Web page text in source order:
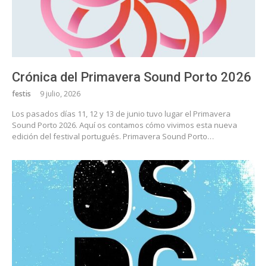
Crónica del Primavera Sound Porto 2026
festis 9 julio, 2026
Los pasados días 11, 12 y 13 de junio tuvo lugar el Primavera
Sound Porto 2026. Aquí os contamos cómo vivimos esta nueva
edición del festival portugués. Primavera Sound Porto…